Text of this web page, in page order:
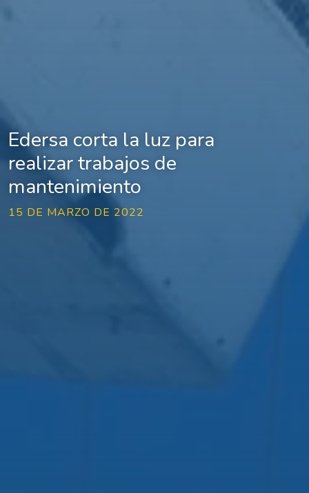
Edersa corta la luz para
realizar trabajos de
mantenimiento
15 DE MARZO DE 2022